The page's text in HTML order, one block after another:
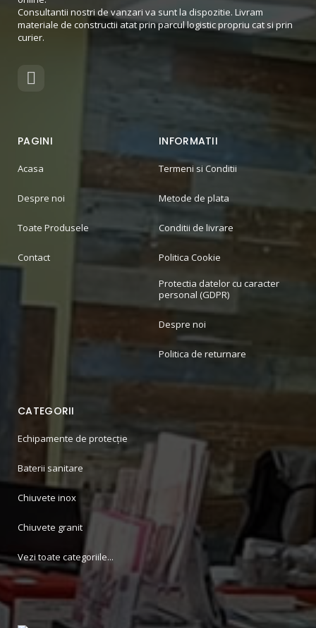
Consultantii nostri de vanzari va sunt la dispozitie. Livram
materiale de constructii atat prin parcul logistic propriu cat si prin
curier.
PAGINI
Acasa
Despre noi
Toate Produsele
Contact
INFORMATII
Termeni si Conditii
Metode de plata
Conditii de livrare
Politica Cookie
Protectia datelor cu caracter
personal (GDPR)
Despre noi
Politica de returnare
CATEGORII
Echipamente de protecție
Baterii sanitare
Chiuvete inox
Chiuvete granit
Vezi toate categoriile...